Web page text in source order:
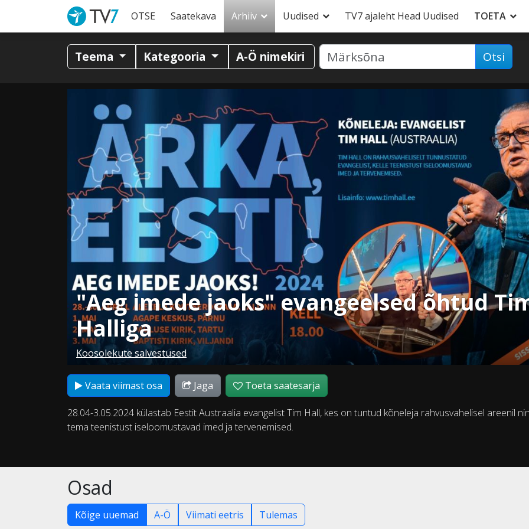
OTSE Saatekava Arhiiv Uudised TV7 ajaleht Head Uudised TOETA
Teema Kategooria A-Ö nimekiri Otsi
"Aeg imede jaoks" evangeelsed õhtud
Halliga
Koosolekute salvestused
Vaata viimast osa Jaga Toeta saatesarja
28.04-3.05.2024 külastab Eestit Austraalia evangelist Tim Hall, kes on tuntud kõneleja rahvusvahelisel areenil
tema teenistust iseloomustavad imed ja tervenemised.
Osad
Kõige uuemad A-Ö Viimati eetris Tulemas